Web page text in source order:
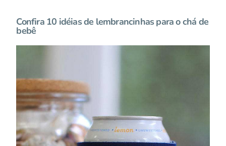
Confira 10 idéias de lembrancinhas para o chá de
bebê